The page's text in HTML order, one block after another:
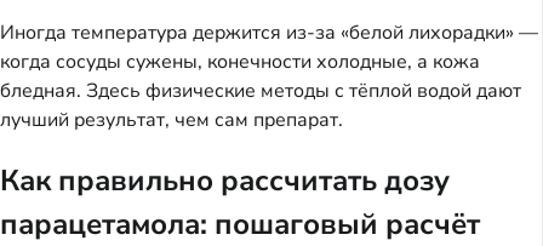
Иногда температура держится из-за «белой лихорадки» —
когда сосуды сужены, конечности холодные, а кожа
бледная. Здесь физические методы с тёплой водой дают
лучший результат, чем сам препарат.
Как правильно рассчитать дозу
парацетамола: пошаговый расчёт